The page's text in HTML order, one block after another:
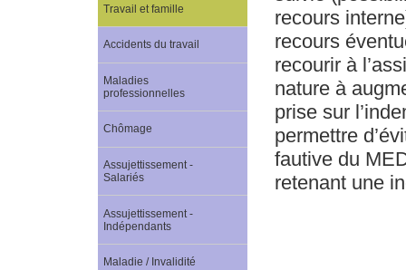
recours
recours
recourir à
nature à
prise sur
permettre
fautive du
retenant une
Travail et famille
Accidents du travail
Maladies
professionnelles
Chômage
Assujettissement -
Salariés
Assujettissement -
Indépendants
Maladie / Invalidité